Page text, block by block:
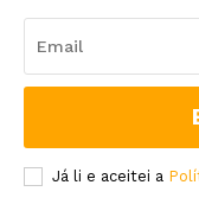
Já li e aceitei a